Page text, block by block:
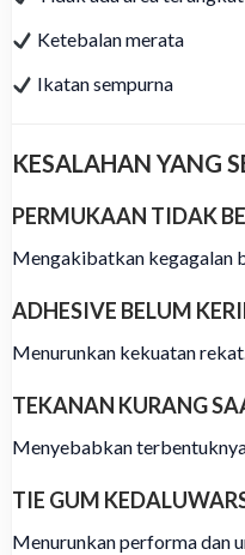
Ketebalan merata
Ikatan sempurna
KESALAHAN YANG
PERMUKAAN TIDAK
Mengakibatkan kegagalan
ADHESIVE BELUM
Menurunkan kekuatan
TEKANAN KURANG
Menyebabkan
TIE GUM
Menurunkan performa dan